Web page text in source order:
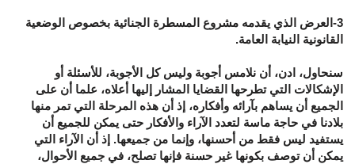
3-العرض الذي يقدمه مشروع المسطرة الجنائية بخصوص الوضعية
القانونية النيابة العامة.
سنحاول، ادن، أن نلامس أجوبة وليس كل الأجوبة، للأسئلة أو
الإشكالات التي تطرحها القضايا المشار إليها أعلاه، علما أن على
الجميع أن يساهم بآرائه وأفكاره، إذ أن هذه المرحلة التي تمر منها
بلادنا في حاجة ماسة لتعدد الآراء والأفكار حتى يمكن للجميع أن
يستفيد ليس فقط من أحسنها، وإنما من جميعها. إذ أن الآراء التي
يمكن أن توصف بكونها غير حسنة فإنها تصلح، في جميع الأحوال،